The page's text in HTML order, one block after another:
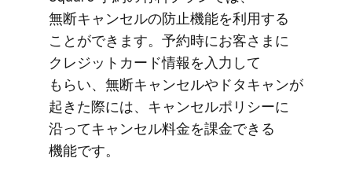
無断キャンセルの​防止機能を​利用する​
ことができます。​予約時に​お客さまに​
クレジットカード情報を​入力して​
もらい、​無断キャンセルや​ドタキャンが​
起きた​際には、​キャンセルポリシーに​
沿って​キャンセル料金を​課金できる​
機能です。